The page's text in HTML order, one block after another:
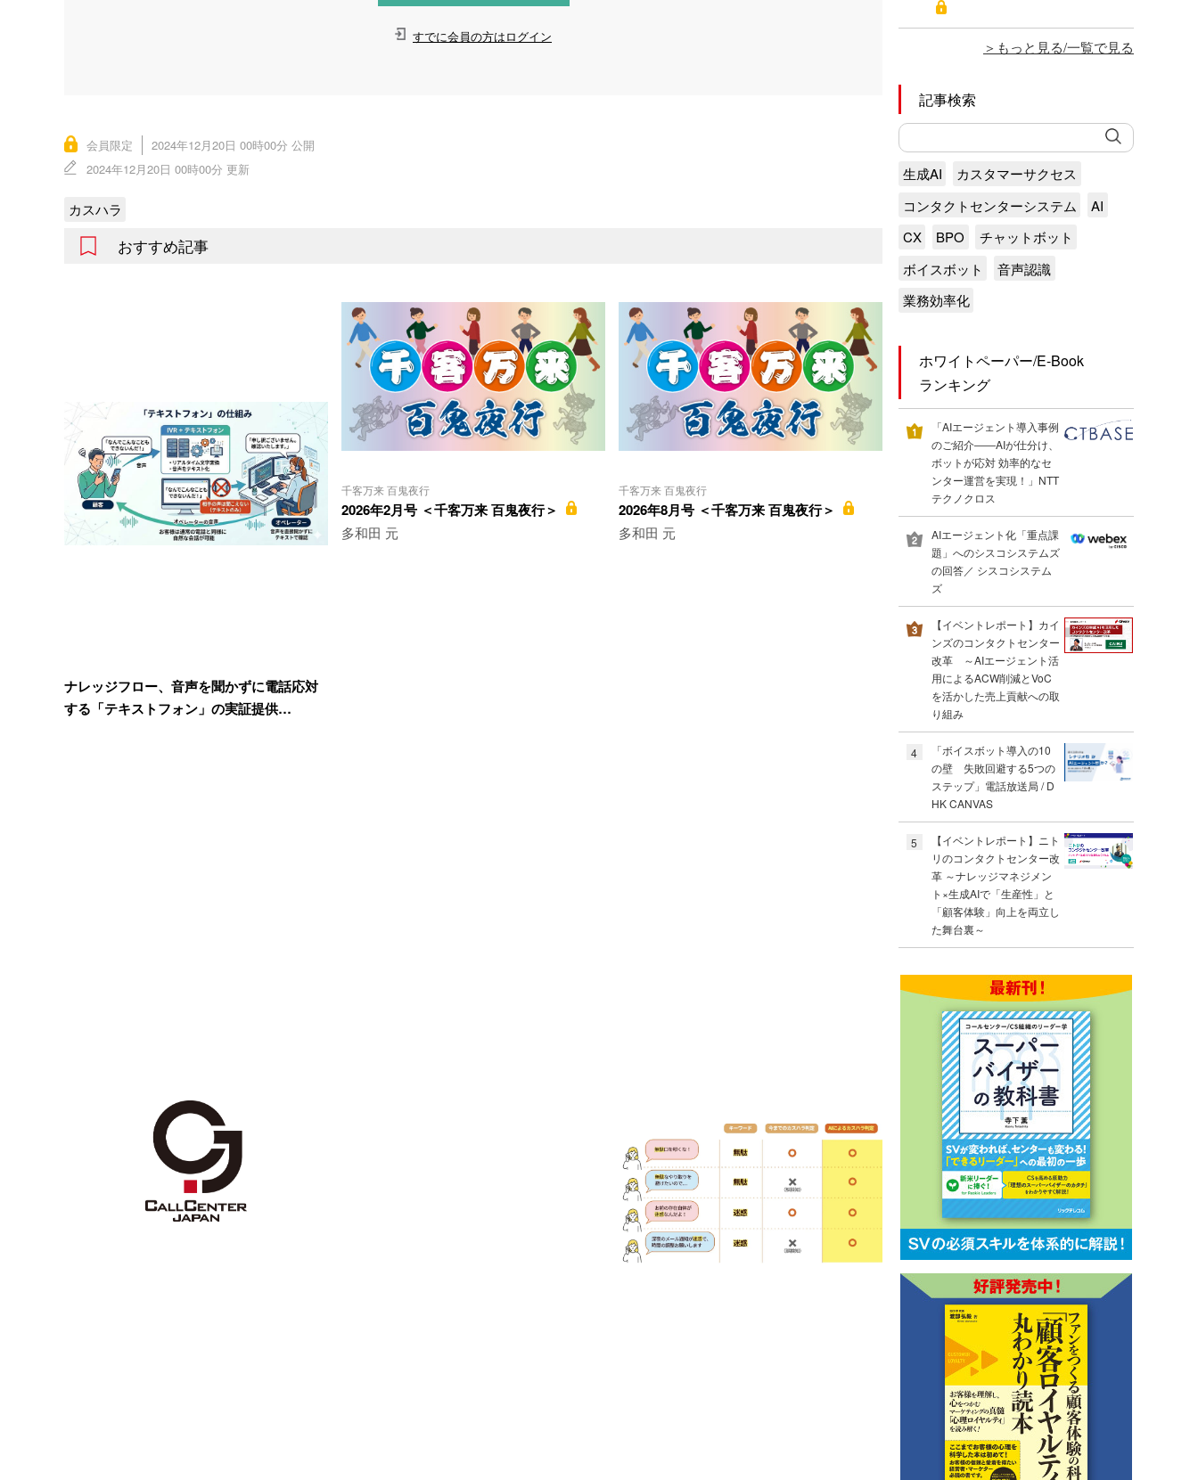
すでに会員の方はログイン
会員限定
2024年12月20日 00時00分 公開
2024年12月20日 00時00分 更新
カスハラ
おすすめ記事
ナレッジフロー、音声を聞かずに電話応対
する「テキストフォン」の実証提供…
千客万来 百鬼夜行
2026年2月号 ＜千客万来 百鬼夜行＞
多和田 元
千客万来 百鬼夜行
2026年8月号 ＜千客万来 百鬼夜行＞
多和田 元
もっと見る/一覧で見る
記事検索
生成AI
カスタマーサクセス
コンタクトセンターシステム
AI
CX
BPO
チャットボット
ボイスボット
音声認識
業務効率化
ホワイトペーパー/E-Book
ランキング
「AIエージェント導入事例
のご紹介――AIが仕分け、
ボットが応対 効率的なセ
ンター運営を実現！」NTT
テクノクロス
AIエージェント化「重点課
題」へのシスコシステムズ
の回答／ シスコシステム
ズ
【イベントレポート】カイ
ンズのコンタクトセンター
改革 ～AIエージェント活
用によるACW削減とVoC
を活かした売上貢献への取
り組み
4
「ボイスボット導入の10
の壁 失敗回避する5つの
ステップ」電話放送局 / D
HK CANVAS
5
【イベントレポート】ニト
リのコンタクトセンター改
革 ～ナレッジマネジメン
ト×生成AIで「生産性」と
「顧客体験」向上を両立し
た舞台裏～